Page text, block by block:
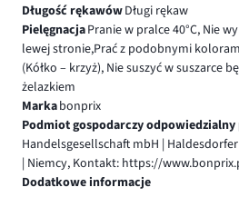
Długość rękawówDługi rękaw
PielęgnacjaPranie w pralce 40°C, Nie
lewej stronie,Prać z podobnymi
(Kółko – krzyż), Nie suszyć w suszarce
żelazkiem
Markabonprix
Podmiot gospodarczy odpowiedzialny
Handelsgesellschaft mbH |
| Niemcy, Kontakt: https://
Dodatkowe informacje